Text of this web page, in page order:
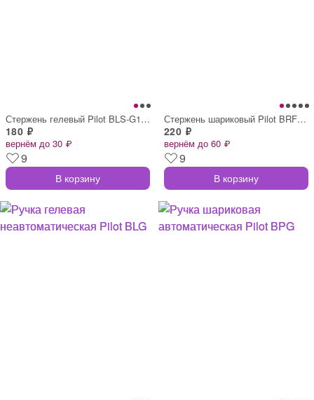
Стержень гелевый Pilot BLS-G1-5 красный
180 ₽
вернём до 30 ₽
9
В корзину
Стержень шариковый Pilot BRFV-10F синий
220 ₽
вернём до 60 ₽
9
В корзину